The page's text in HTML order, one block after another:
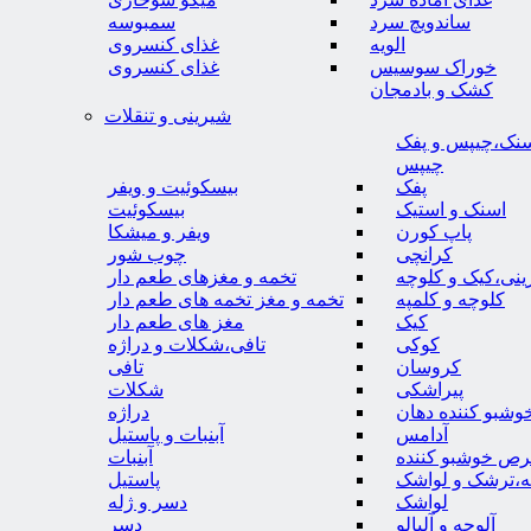
ساندویچ سرد
الویه
خوراک سوسیس
کشک و بادمجان
سمبوسه
غذای کنسروی
غذای کنسروی
شیرینی و تنقلات
و پفک
چیپس
پفک
اسنک و استیک
پاپ کورن
کرانچی
و کلوچه
کلوچه و کلمپه
کیک
کوکی
کروسان
پیراشکی
کننده دهان
آدامس
خوشبو کننده
و لواشک
لواشک
آلوچه و آلبالو
بیسکوئیت و ویفر
بیسکوئیت
ویفر و میشکا
چوب شور
تخمه و مغزهای طعم دار
تخمه و مغز تخمه های طعم دار
مغز های طعم دار
تافی،شکلات و دراژه
تافی
شکلات
دراژه
آبنبات و پاستیل
آبنبات
پاستیل
دسر و ژله
دسر